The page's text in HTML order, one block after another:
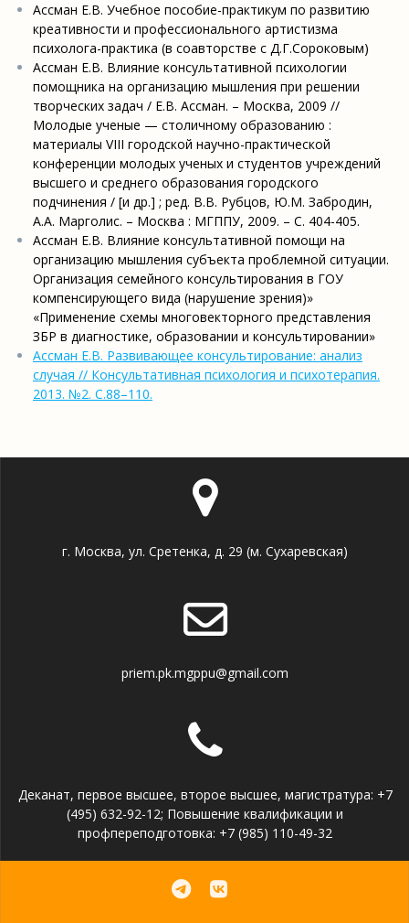
Ассман Е.В. Учебное пособие-практикум по развитию
креативности и профессионального артистизма
психолога-практика (в соавторстве с Д.Г.Сороковым)
Ассман Е.В. Влияние консультативной психологии
помощника на организацию мышления при решении
творческих задач / Е.В. Ассман. – Москва, 2009 //
Молодые ученые — столичному образованию :
материалы VIII городской научно-практической
конференции молодых ученых и студентов учреждений
высшего и среднего образования городского
подчинения / [и др.] ; ред. В.В. Рубцов, Ю.М. Забродин,
А.А. Марголис. – Москва : МГППУ, 2009. – С. 404-405.
Ассман Е.В. Влияние консультативной помощи на
организацию мышления субъекта проблемной ситуации.
Организация семейного консультирования в ГОУ
компенсирующего вида (нарушение зрения)»
«Применение схемы многовекторного представления
ЗБР в диагностике, образовании и консультировании»
Ассман Е.В. Развивающее консультирование: анализ
случая // Консультативная психология и психотерапия.
2013. №2. С.88–110.
г. Москва, ул. Сретенка, д. 29 (м. Сухаревская)
priem.pk.mgppu@gmail.com
Деканат, первое высшее, второе высшее, магистратура: +7
(495) 632-92-12; Повышение квалификации и
профпереподготовка: +7 (985) 110-49-32